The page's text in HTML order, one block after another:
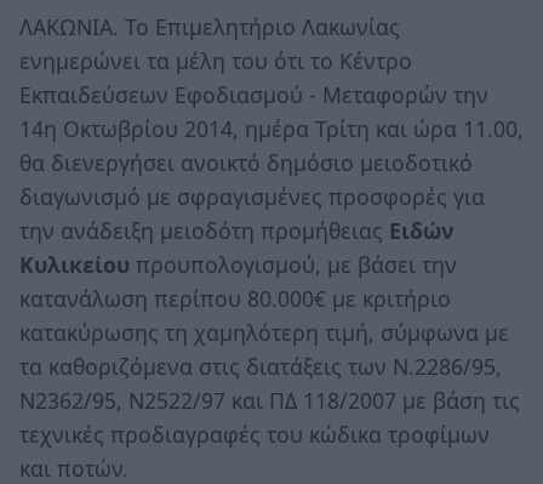
ΛΑΚΩΝΙΑ. Το Επιμελητήριο Λακωνίας
ενημερώνει τα μέλη του ότι το Κέντρο
Εκπαιδεύσεων Εφοδιασμού - Μεταφορών την
14η Οκτωβρίου 2014, ημέρα Τρίτη και ώρα 11.00,
θα διενεργήσει ανοικτό δημόσιο μειοδοτικό
διαγωνισμό με σφραγισμένες προσφορές για
την ανάδειξη μειοδότη προμήθειας Ειδών
Κυλικείου προυπολογισμού, με βάσει την
κατανάλωση περίπου 80.000€ με κριτήριο
κατακύρωσης τη χαμηλότερη τιμή, σύμφωνα με
τα καθοριζόμενα στις διατάξεις των Ν.2286/95,
Ν2362/95, Ν2522/97 και ΠΔ 118/2007 με βάση τις
τεχνικές προδιαγραφές του κώδικα τροφίμων
και ποτών.